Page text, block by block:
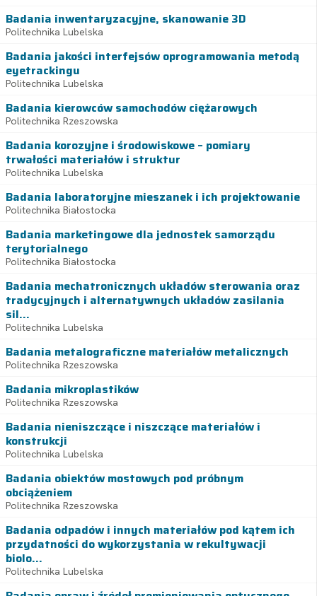
Badania inwentaryzacyjne, skanowanie 3D
Politechnika Lubelska
Badania jakości interfejsów oprogramowania metodą
eyetrackingu
Politechnika Lubelska
Badania kierowców samochodów ciężarowych
Politechnika Rzeszowska
Badania korozyjne i środowiskowe – pomiary
trwałości materiałów i struktur
Politechnika Lubelska
Badania laboratoryjne mieszanek i ich projektowanie
Politechnika Białostocka
Badania marketingowe dla jednostek samorządu
terytorialnego
Politechnika Białostocka
Badania mechatronicznych układów sterowania oraz
tradycyjnych i alternatywnych układów zasilania
sil...
Politechnika Lubelska
Badania metalograficzne materiałów metalicznych
Politechnika Rzeszowska
Badania mikroplastików
Politechnika Rzeszowska
Badania nieniszczące i niszczące materiałów i
konstrukcji
Politechnika Lubelska
Badania obiektów mostowych pod próbnym
obciążeniem
Politechnika Rzeszowska
Badania odpadów i innych materiałów pod kątem ich
przydatności do wykorzystania w rekultywacji
biolo...
Politechnika Lubelska